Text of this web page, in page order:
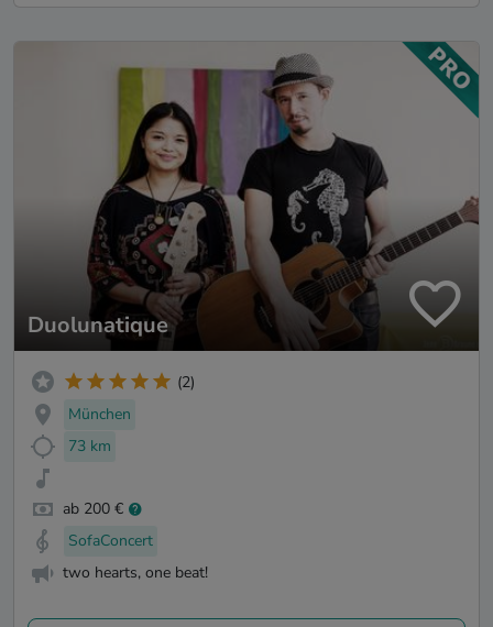
Duolunatique
(2)
München
73 km
ab 200 €
SofaConcert
two hearts, one beat!